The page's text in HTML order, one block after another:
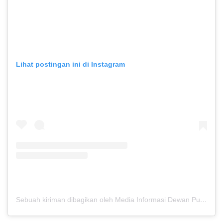
Lihat postingan ini di Instagram
Sebuah kiriman dibagikan oleh Media Informasi Dewan Pusat Persaudaraan Setia Hati Terate (@media.dewanpusat)